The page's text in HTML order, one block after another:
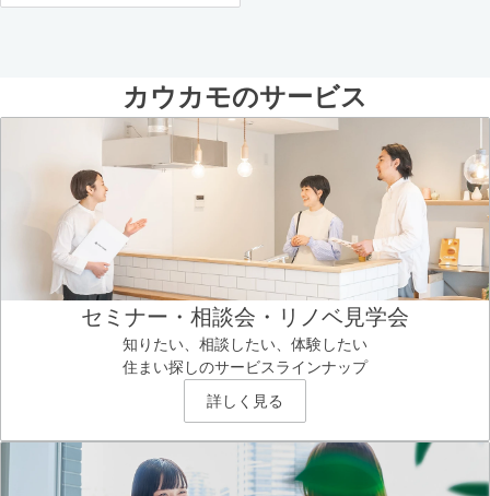
カウカモのサービス
セミナー・相談会・リノベ見学会
知りたい、相談したい、体験したい
住まい探しのサービスラインナップ
詳しく見る